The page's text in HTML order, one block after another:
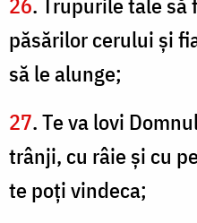
26. Trupurile tale
păsărilor cerului şi
să le alunge;
27. Te va lovi
trânji, cu râie şi cu
te poţi vindeca;